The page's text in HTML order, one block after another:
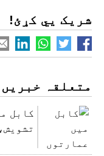
شریک یي کړئ!
متعلقہ خبریں
کابل